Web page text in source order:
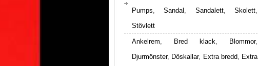
Pumps,Sandal , Sandalett,Skolett,
Stövlett
Ankelrem, Bred klack, Blommor,
Djurmönster, Döskallar, Extra bredd, Extra